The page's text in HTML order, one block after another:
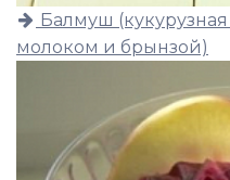
Балмуш
молоком и брынзой)